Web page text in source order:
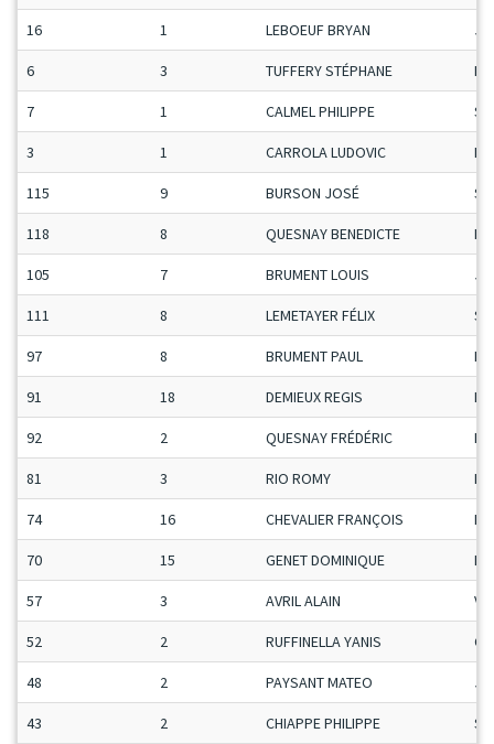
16 1 LEBOEUF BRYAN
6 3 TUFFERY STÉPHANE
7 1 CALMEL PHILIPPE
3 1 CARROLA LUDOVIC
115 9 BURSON JOSÉ
118 8 QUESNAY BENEDICTE
105 7 BRUMENT LOUIS
111 8 LEMETAYER FÉLIX
97 8 BRUMENT PAUL
91 18 DEMIEUX REGIS
92 2 QUESNAY FRÉDÉRIC
81 3 RIO ROMY
74 16 CHEVALIER FRANÇOIS
70 15 GENET DOMINIQUE
57 3 AVRIL ALAIN
52 2 RUFFINELLA YANIS
48 2 PAYSANT MATEO
43 2 CHIAPPE PHILIPPE